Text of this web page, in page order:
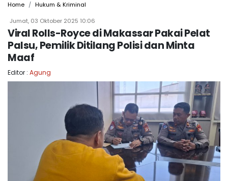
Home
Hukum & Kriminal
Jumat, 03 Oktober 2025 10:06
Viral Rolls-Royce di Makassar Pakai Pelat
Palsu, Pemilik Ditilang Polisi dan Minta
Maaf
Editor : Agung